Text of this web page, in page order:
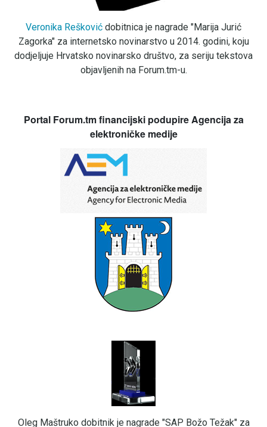
Veronika Rešković dobitnica je nagrade "Marija Jurić
Zagorka" za internetsko novinarstvo u 2014. godini, koju
dodjeljuje Hrvatsko novinarsko društvo, za seriju tekstova
objavljenih na Forum.tm-u.
Portal Forum.tm financijski podupire Agencija za
elektroničke medije
Oleg Maštruko dobitnik je nagrade "SAP Božo Težak" za